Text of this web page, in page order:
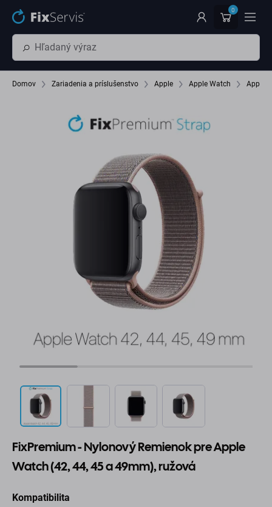
Preskočiť na hlavný obsah 0
Domov Zariadenia a príslušenstvo Apple Apple Watch Apple
FixPremium - Nylonový Remienok pre Apple
Watch (42, 44, 45 a 49mm), ružová
Kompatibilita